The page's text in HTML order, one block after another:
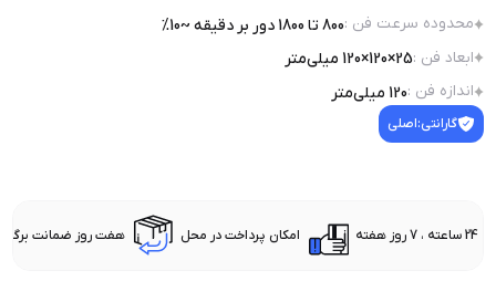
محدوده سرعت فن :800 تا 1800 دور بر دقیقه ~10%
ابعاد فن :25×120×120 میلی‌متر
اندازه فن :120 میلی‌متر
گارانتی:اصلی
24 ساعته ، 7 روز هفته امکان پرداخت در محل هفت روز ضمانت